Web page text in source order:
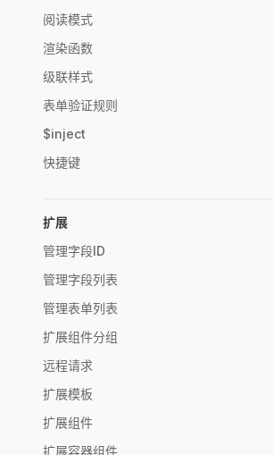
阅读模式
渲染函数
级联样式
表单验证规则
$inject
快捷键
扩展
管理字段ID
管理字段列表
管理表单列表
扩展组件分组
远程请求
扩展模板
扩展组件
扩展容器组件